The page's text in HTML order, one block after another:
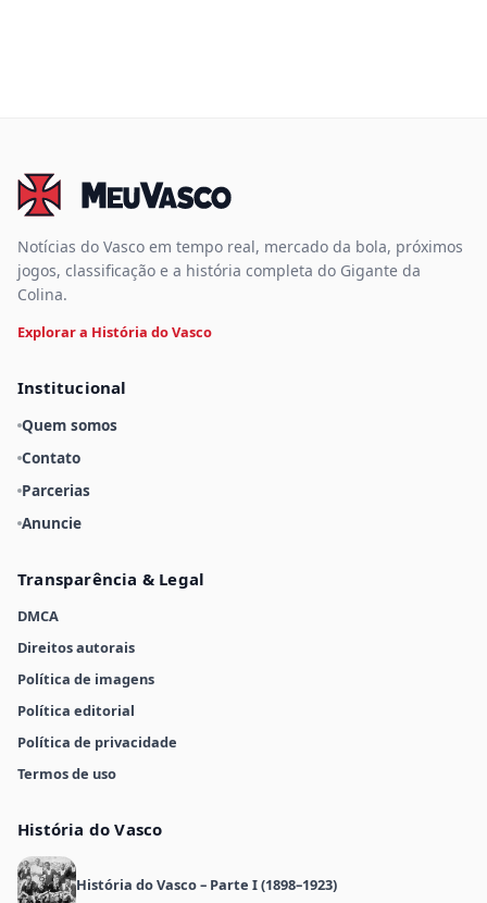
Notícias do Vasco em tempo real, mercado da bola, próximos
jogos, classificação e a história completa do Gigante da
Colina.
Explorar a História do Vasco
Institucional
Quem somos
Contato
Parcerias
Anuncie
Transparência & Legal
DMCA
Direitos autorais
Política de imagens
Política editorial
Política de privacidade
Termos de uso
História do Vasco
História do Vasco – Parte I (1898–1923)